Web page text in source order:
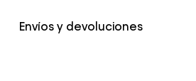
Color Negro
Envíos y devoluciones